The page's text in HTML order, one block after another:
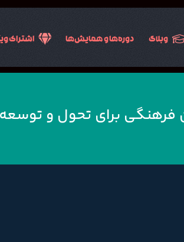
وبلاگ دوره‌ها و همایش‌ها اشتراک
فرهنگی برای تحول و